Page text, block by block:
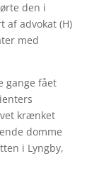
den i
af advokat (H)
med
gange fået
krænket
domme
i Lyngby,